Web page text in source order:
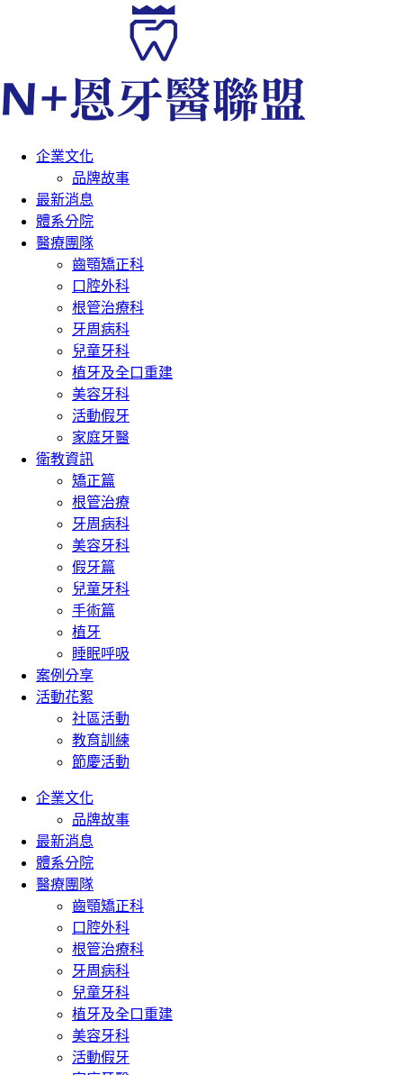
企業文化
品牌故事
最新消息
體系分院
醫療團隊
齒顎矯正科
口腔外科
根管治療科
牙周病科
兒童牙科
植牙及全口重建
美容牙科
活動假牙
家庭牙醫
衛教資訊
矯正篇
根管治療
牙周病科
美容牙科
假牙篇
兒童牙科
手術篇
植牙
睡眠呼吸
案例分享
活動花絮
社區活動
教育訓練
節慶活動
企業文化
品牌故事
最新消息
體系分院
醫療團隊
齒顎矯正科
口腔外科
根管治療科
牙周病科
兒童牙科
植牙及全口重建
美容牙科
活動假牙